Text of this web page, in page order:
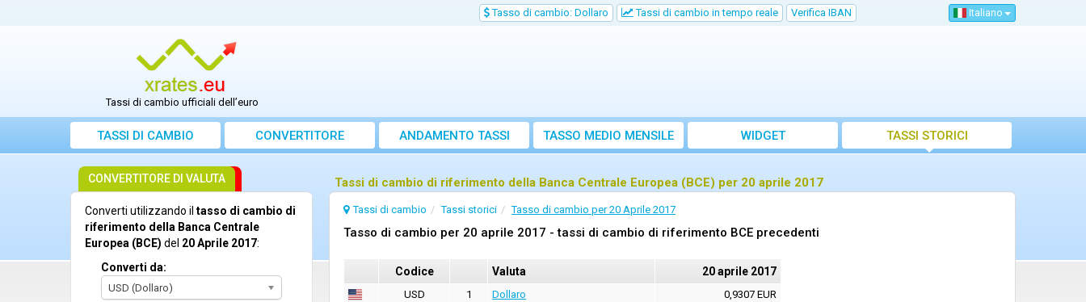
Tasso di cambio: Dollaro Tassi di cambio in tempo reale Verifica IBAN Italiano
Tassi di cambio ufficiali dell’euro
TASSI DI CAMBIO CONVERTITORE ANDAMENTO TASSI TASSO MEDIO MENSILE WIDGET TASSI STORICI
Tassi di cambio di riferimento della Banca Centrale Europea (BCE) per 20 aprile 2017
Tassi di cambio Tassi storici Tasso di cambio per 20 Aprile 2017
Tasso di cambio per 20 aprile 2017 - tassi di cambio di riferimento BCE precedenti
Codice Valuta 20 aprile 2017
USD 1 Dollaro
0,9307 EUR
CONVERTITORE DI VALUTA
Converti utilizzando il tasso di cambio di
riferimento della Banca Centrale
Europea (BCE) del 20 Aprile 2017:
Converti da:
USD (Dollaro)